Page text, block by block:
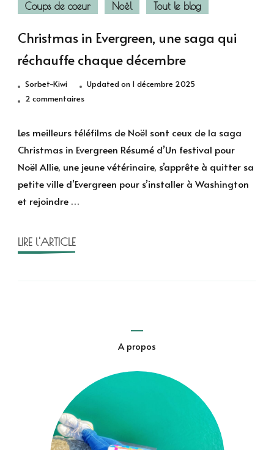
Coups de coeur Noël Tout le blog
Christmas in Evergreen, une saga qui
réchauffe chaque décembre
Sorbet-Kiwi Updated on 1 décembre 2025
2 commentairessur
in
une
saga
qui
Les meilleurs téléfilms de Noël sont ceux de la saga
Christmas in Evergreen Résumé d’Un festival pour
Noël Allie, une jeune vétérinaire, s’apprête à quitter sa
petite ville d’Evergreen pour s’installer à Washington
et rejoindre …
LIRE l'ARTICLE
A propos